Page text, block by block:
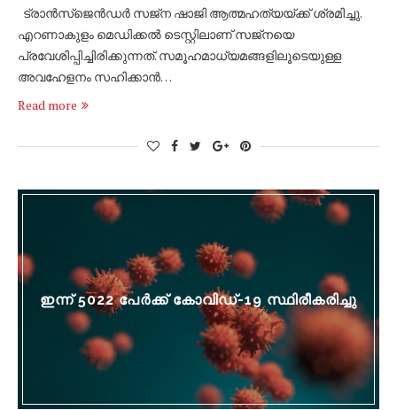
ട്രാൻസ്‌ജെൻഡർ സജ്‌ന ഷാജി ആത്മഹത്യയ്ക്ക് ശ്രമിച്ചു.
എറണാകുളം മെഡിക്കൽ ടെസ്റ്റിലാണ് സജ്‌നയെ
പ്രവേശിപ്പിച്ചിരിക്കുന്നത്. സമൂഹമാധ്യമങ്ങളിലൂടെയുള്ള
അവഹേളനം സഹിക്കാൻ…
Read more
ഇന്ന് 5022 പേര്‍ക്ക് കോവിഡ്-19 സ്ഥിരീകരിച്ചു